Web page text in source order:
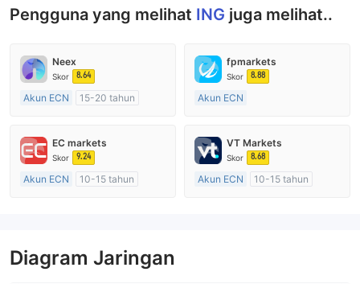
Pengguna yang melihat ING juga melihat..
Neex
Skor 8.64
Akun ECN
15-20 tahun
Market Maker (MM)
Lisensi Penuh MT4
fpmarkets
Skor 8.88
Akun ECN
Diatur di Australia
Market Maker (MM)
EC markets
Skor 9.24
Akun ECN
10-15 tahun
VT Markets
Skor 8.68
Akun ECN
10-15 tahun
Diagram Jaringan